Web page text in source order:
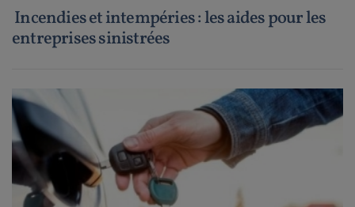
Incendies et intempéries : les aides pour les
entreprises sinistrées